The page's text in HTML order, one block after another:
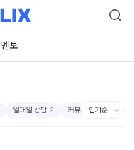
멘토
일대일 상담 2 커뮤니티2 강연